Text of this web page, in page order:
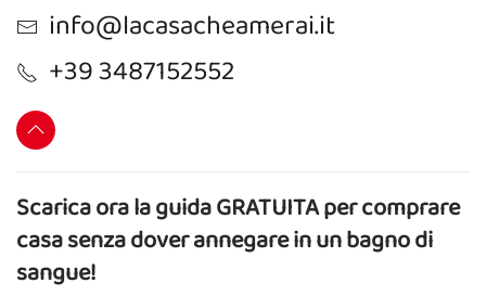
info@lacasacheamerai.it
+39 3487152552
Scarica ora la guida GRATUITA per comprare
casa senza dover annegare in un bagno di
sangue!